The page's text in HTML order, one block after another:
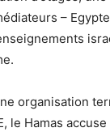
–
organisation
le Hamas